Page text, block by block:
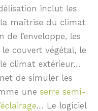
inclut les
maîtrise du climat
de l’enveloppe, les
le couvert végétal, le
climat extérieur…
de simuler les
une serre semi-
… Le logiciel